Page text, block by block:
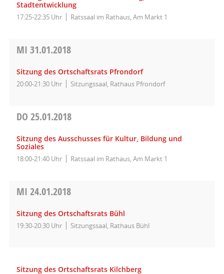
Stadtentwicklung
17:25-22:35 Uhr Ratssaal im Rathaus, Am Markt 1
MI 31.01.2018
Sitzung des Ortschaftsrats Pfrondorf
20:00-21:30 Uhr Sitzungssaal, Rathaus Pfrondorf
DO 25.01.2018
Sitzung des Ausschusses für Kultur, Bildung und
Soziales
18:00-21:40 Uhr Ratssaal im Rathaus, Am Markt 1
MI 24.01.2018
Sitzung des Ortschaftsrats Bühl
19:30-20:30 Uhr Sitzungssaal, Rathaus Bühl
Sitzung des Ortschaftsrats Kilchberg